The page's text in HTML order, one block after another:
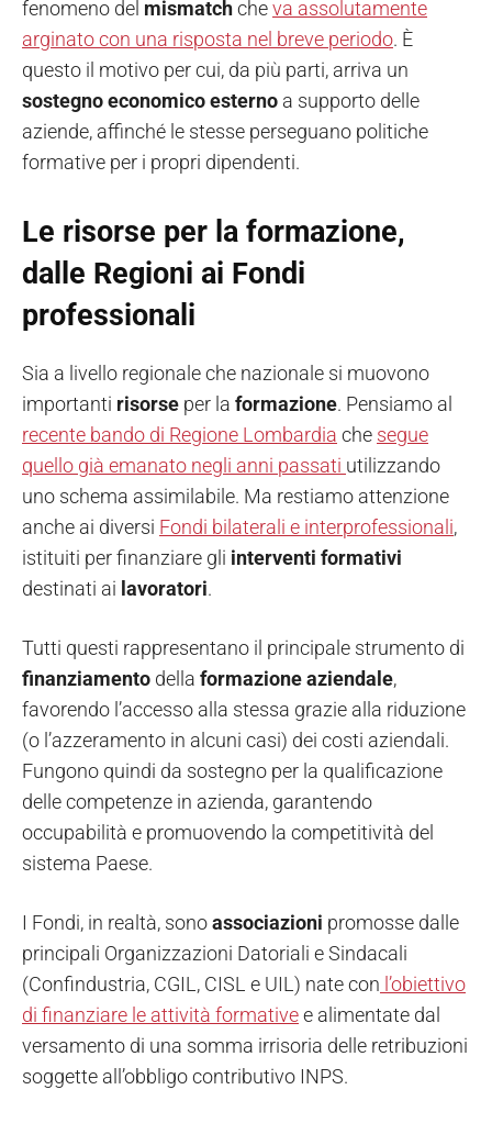
fenomeno del mismatchcheva assolutamente
arginato con una risposta nel breve periodo. È
questo il motivo per cui, da più parti, arriva un
sostegno economico esterno a supporto delle
aziende, affinché le stesse perseguano politiche
formative per i propri dipendenti.
Le risorse per la formazione,
dalle Regioni ai Fondi
professionali
Sia a livello regionale che nazionale si muovono
importanti risorse per la formazione. Pensiamo al
recente bando di Regione Lombardia che segue
quello già emanato negli anni passati utilizzando
uno schema assimilabile. Ma restiamo attenzione
anche ai diversi Fondi bilaterali e interprofessionali,
istituiti per finanziare gli interventi formativi
destinati ai lavoratori.
Tutti questi rappresentano il principale strumento di
finanziamento della formazione aziendale,
favorendo l’accesso alla stessa grazie alla riduzione
(o l’azzeramento in alcuni casi) dei costi aziendali.
Fungono quindi da sostegno per la qualificazione
delle competenze in azienda, garantendo
occupabilità e promuovendo la competitività del
sistema Paese.
I Fondi, in realtà, sonoassociazioni promosse dalle
principali Organizzazioni Datoriali e Sindacali
(Confindustria, CGIL, CISL e UIL) nate con l’obiettivo
di finanziare le attività formativee alimentate dal
versamento di una somma irrisoria delle retribuzioni
soggette all’obbligo contributivo INPS.